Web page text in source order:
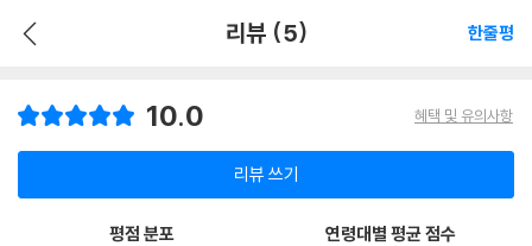
리뷰 (5) 한줄평
10.0 혜택 및 유의사항
리뷰 쓰기
평점 분포 연령대별 평균 점수